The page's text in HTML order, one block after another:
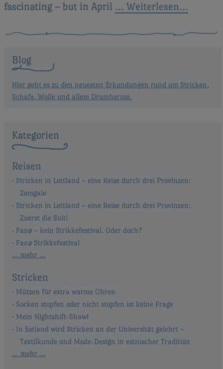
fascinating – but in April … Weiterlesen…
Blog
Hier geht es zu den neuesten Erkundungen rund um Stricken,
Schafe, Wolle und allem Drumherum.
Kategorien
Reisen
Stricken in Lettland – eine Reise durch drei Provinzen:
Zemgale
Stricken in Lettland – eine Reise durch drei Provinzen:
Zuerst die Suiti
Fanø – kein Strikkefestival. Oder doch?
Fanø Strikkefestival
… mehr …
Stricken
Mützen für extra warme Ohren
Socken stopfen oder nicht stopfen ist keine Frage
Mein Nightshift-Shawl
In Estland wird Stricken an der Universität gelehrt –
Textilkunde und Mode-Design in estnischer Tradition
… mehr …